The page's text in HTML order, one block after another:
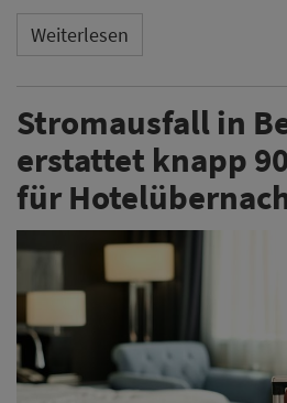
Weiterlesen
Stromausfall in
erstattet knapp
für